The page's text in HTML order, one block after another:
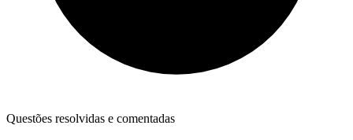
Questões resolvidas e comentadas